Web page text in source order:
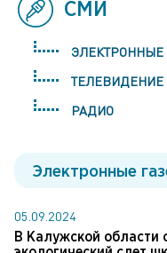
СМИ
ЭЛЕКТРОННЫЕ
ТЕЛЕВИДЕНИЕ
РАДИО
Электронные
05.09.2024
В Калужской области